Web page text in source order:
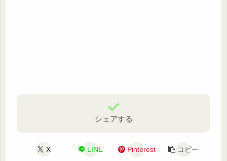
シェアする
X LINE Pinterest コピー